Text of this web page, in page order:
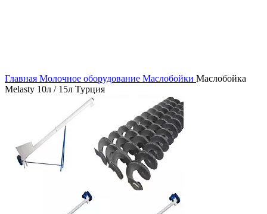
Главная Молочное оборудование Маслобойки Маслобойка
Melasty 10л / 15л Турция